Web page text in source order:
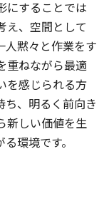
にすることでは
え、空間として
人黙々と作業をす
重ねながら最適
を感じられる方
ち、明るく前向き
新しい価値を生
環境です。